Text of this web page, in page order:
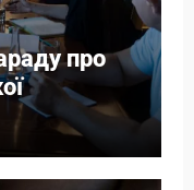
про